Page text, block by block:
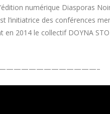
numérique Diasporas
l’initiatrice des conférences
2014 le collectif DOYNA